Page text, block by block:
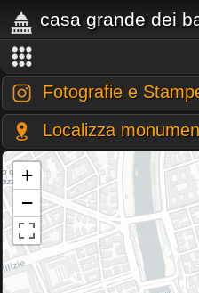
casa grande dei
Fotografie e
Localizza
+
−